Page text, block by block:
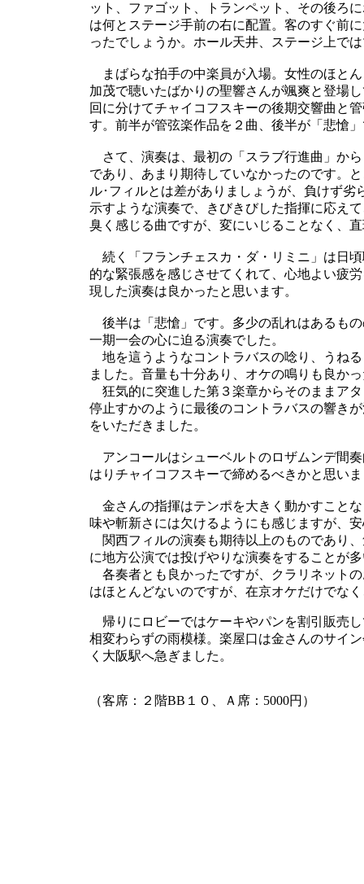
ット、ファゴット、トランペット、その後ろ
は何とステージ手前の右に配置。客のすぐ前
ったでしょうか。ホール天井、ステージ上で
まばらな拍手の中楽員が入場。女性のほと
加茂で聴いたばかりの聖響さんが颯爽と登場
回に分けてチャイコフスキーの後期交響曲と
す。前半が管弦楽作品を２曲、後半が「悲愴
さて、演奏は、最初の「スラブ行進曲」か
であり、あまり期待していなかったのです。
ル･フィルとは差がありましょうが、負けず
示すような演奏で、きびきびした指揮に応え
臭く感じる曲ですが、変にいじることなく、
続く「フランチェスカ・ダ・リミニ」は日
的な緊張感を感じさせてくれて、心地よい疲
現した演奏は良かったと思います。
後半は「悲愴」です。多少の乱れはあるも
一期一会の心に迫る演奏でした。
地を這うようなコントラバスの唸り、うね
ました。音量も十分あり、オケの鳴りも良か
狂気的に突進した第３楽章からそのままア
停止すかのように最後のコントラバスの響き
をいただきました。
アンコールはシューベルトのロザムンデ間
はりチャイコフスキーで締めるべきかと思い
金さんの指揮はテンポを大きく動かすこと
味や斬新さには欠けるようにも感じますが、
関西フィルの演奏も期待以上のものであり
に地方公演では投げやりな演奏をすることが
各奏者とも良かったですが、クラリネット
はほとんどないのですが、在京オケだけでな
帰りにロビーではケーキやパンを割引販売
相変わらずの雨模様。楽屋口は金さんのサイ
く大阪駅へ急ぎました。
（客席：２階BB１０、Ａ席：5000円）